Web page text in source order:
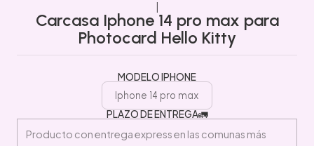
Carcasa Iphone 14 pro max para
Photocard Hello Kitty
MODELO IPHONE
Iphone 14 pro max
PLAZO DE ENTREGA🚛